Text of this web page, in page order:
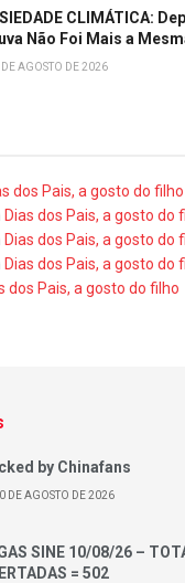
CLIMÁTICA:
Não Foi Mais a
AGOSTO DE 2026
dos Pais, a gosto do filho
Dias dos Pais, a gosto do
Dias dos Pais, a gosto do
Dias dos Pais, a gosto do
dos Pais, a gosto do filho
by Chinafans
DE AGOSTO DE 2026
SINE 10/08/26 –
= 502